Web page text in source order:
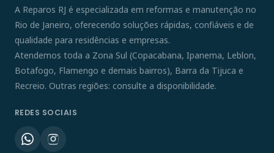
A Reparos RJ é especializada em reformas e manutenção no
Rio de Janeiro, oferecendo soluções rápidas, confiáveis e de
qualidade para residências e empresas.
Atendemos toda a Zona Sul (Copacabana, Ipanema, Leblon,
Botafogo, Flamengo e demais bairros), Barra da Tijuca e
Recreio. Outras regiões: consulte a disponibilidade.
REDES SOCIAIS